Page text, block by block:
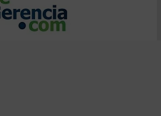
UU.: cómo segmentarlo y venderle